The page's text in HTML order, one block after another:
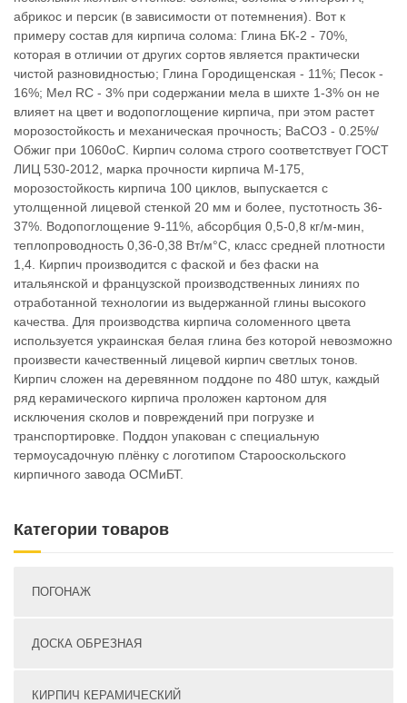
абрикос и персик (в зависимости от потемнения). Вот к
примеру состав для кирпича солома: Глина БК-2 - 70%,
которая в отличии от других сортов является практически
чистой разновидностью; Глина Городищенская - 11%; Песок -
16%; Мел RC - 3% при содержании мела в шихте 1-3% он не
влияет на цвет и водопоглощение кирпича, при этом растет
морозостойкость и механическая прочность; BaCO3 - 0.25%/
Обжиг при 1060оС. Кирпич солома строго соответствует ГОСТ
ЛИЦ 530-2012, марка прочности кирпича М-175,
морозостойкость кирпича 100 циклов, выпускается с
утолщенной лицевой стенкой 20 мм и более, пустотность 36-
37%. Водопоглощение 9-11%, абсорбция 0,5-0,8 кг/м-мин,
теплопроводность 0,36-0,38 Вт/м°С, класс средней плотности
1,4. Кирпич производится с фаской и без фаски на
итальянской и французской производственных линиях по
отработанной технологии из выдержанной глины высокого
качества. Для производства кирпича соломенного цвета
используется украинская белая глина без которой невозможно
произвести качественный лицевой кирпич светлых тонов.
Кирпич сложен на деревянном поддоне по 480 штук, каждый
ряд керамического кирпича проложен картоном для
исключения сколов и повреждений при погрузке и
транспортировке. Поддон упакован с специальную
термоусадочную плёнку с логотипом Старооскольского
кирпичного завода ОСМиБТ.
Категории товаров
ПОГОНАЖ
ДОСКА ОБРЕЗНАЯ
КИРПИЧ КЕРАМИЧЕСКИЙ